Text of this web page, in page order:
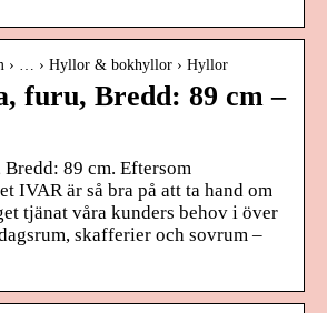
› … › Hyllor & bokhyllor › Hyllor
furu, Bredd: 89 cm –
89 cm. Eftersom
IVAR är så bra på att ta hand om
tjänat våra kunders behov i över
skafferier och sovrum –